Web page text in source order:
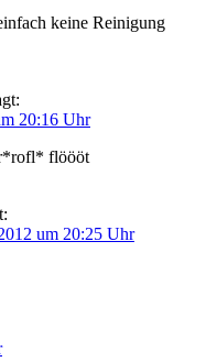
keine Reinigung
20:16 Uhr
flöööt
um 20:25 Uhr